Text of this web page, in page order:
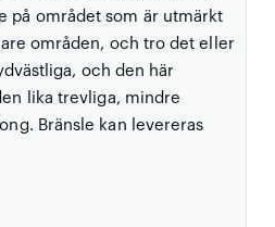
på området som är utmärkt
områden, och tro det eller
och den här
lika trevliga, mindre
Bränsle kan levereras